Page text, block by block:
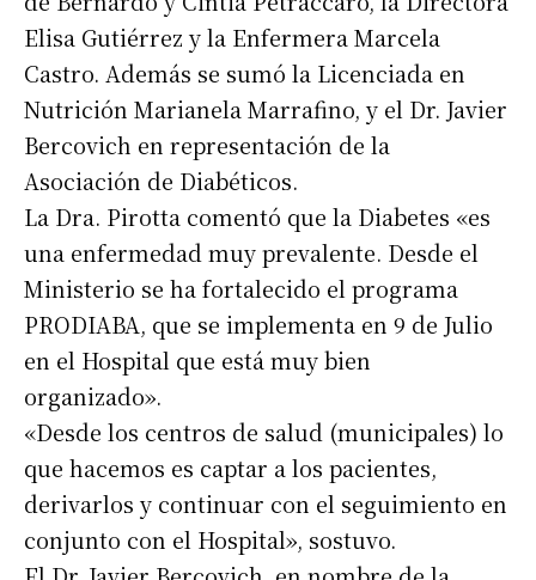
Elisa Gutiérrez y la Enfermera Marcela
Castro. Además se sumó la Licenciada en
Nutrición Marianela Marrafino, y el Dr. Javier
Bercovich en representación de la
Asociación de Diabéticos.
La Dra. Pirotta comentó que la Diabetes «es
una enfermedad muy prevalente. Desde el
Ministerio se ha fortalecido el programa
PRODIABA, que se implementa en 9 de Julio
en el Hospital que está muy bien
organizado».
«Desde los centros de salud (municipales) lo
que hacemos es captar a los pacientes,
derivarlos y continuar con el seguimiento en
conjunto con el Hospital», sostuvo.